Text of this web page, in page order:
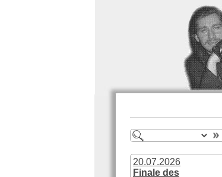
20.07.2026
Finale des